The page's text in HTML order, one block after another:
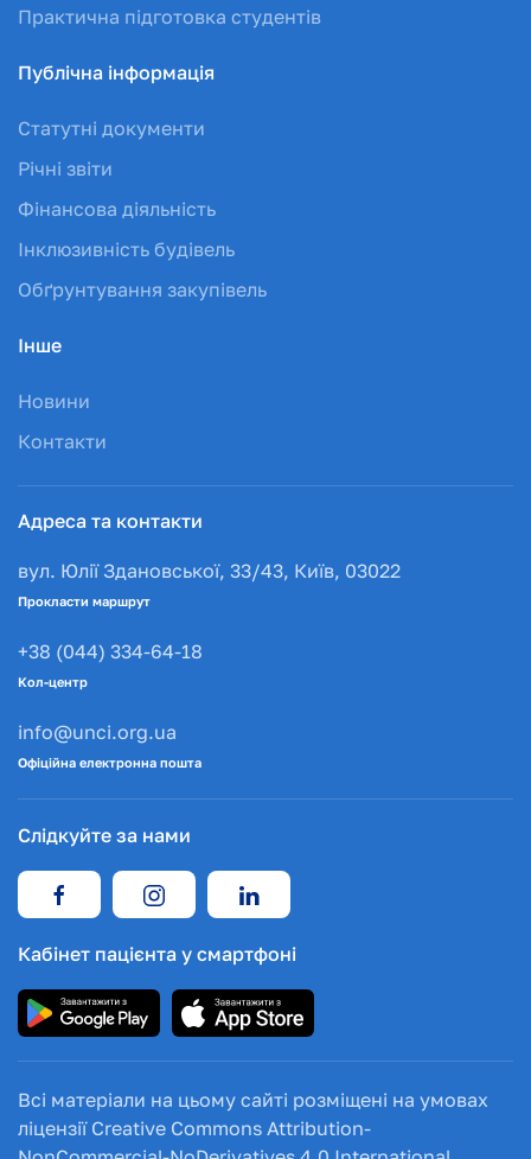
Практична підготовка студентів
Публічна інформація
Статутні документи
Річні звіти
Фінансова діяльність
Інклюзивність будівель
Обґрунтування закупівель
Інше
Новини
Контакти
Адреса та контакти
вул. Юлії Здановської, 33/43, Київ, 03022
Прокласти маршрут
+38 (044) 334-64-18
Кол-центр
info@unci.org.ua
Офіційна електронна пошта
Слідкуйте за нами
Кабінет пацієнта у смартфоні
Всі матеріали на цьому сайті розміщені на умовах
ліцензії Creative Commons Attribution-